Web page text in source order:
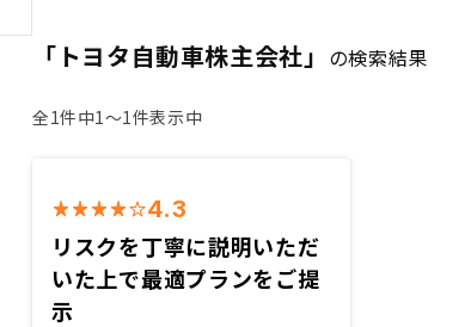
「トヨタ自動車株主会社」 の検索結果
全1件中1〜1件表示中
4.3
リスクを丁寧に説明いただ
いた上で最適プランをご提
示